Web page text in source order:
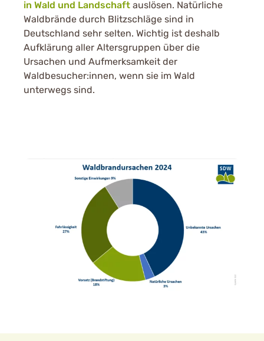
in Wald und Landschaft auslösen. Natürliche
Waldbrände durch Blitzschläge sind in
Deutschland sehr selten. Wichtig ist deshalb
Aufklärung aller Altersgruppen über die
Ursachen und Aufmerksamkeit der
Waldbesucher:innen, wenn sie im Wald
unterwegs sind.